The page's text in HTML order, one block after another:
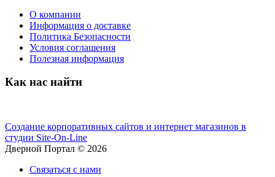
О компании
Информация о доставке
Политика Безопасности
Условия соглашения
Полезная информация
Как нас найти
Создание корпоративных сайтов и интернет магазинов в
студии Site-On-Line
Дверной Портал © 2026
Связаться с нами